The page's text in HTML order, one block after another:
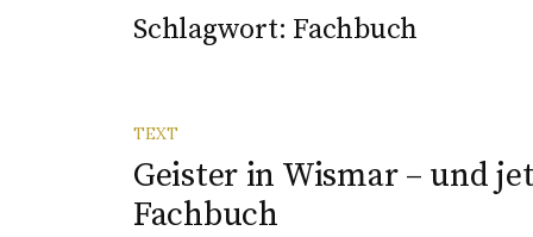
Schlagwort: Fachbuch
TEXT
Geister in Wismar – und
Fachbuch